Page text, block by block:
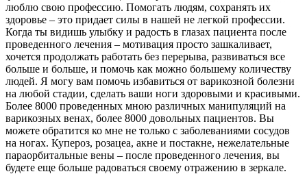
люблю свою профессию. Помогать людям, сохранять их
здоровье – это придает силы в нашей не легкой профессии.
Когда ты видишь улыбку и радость в глазах пациента после
проведенного лечения – мотивация просто зашкаливает,
хочется продолжать работать без перерыва, развиваться все
больше и больше, и помочь как можно большему количеству
людей. Я могу вам помочь избавиться от варикозной болезни
на любой стадии, сделать ваши ноги здоровыми и красивыми.
Более 8000 проведенных мною различных манипуляций на
варикозных венах, более 8000 довольных пациентов. Вы
можете обратится ко мне не только с заболеваниями сосудов
на ногах. Купероз, розацеа, акне и постакне, нежелательные
параорбитальные вены – после проведенного лечения, вы
будете еще больше радоваться своему отражению в зеркале.